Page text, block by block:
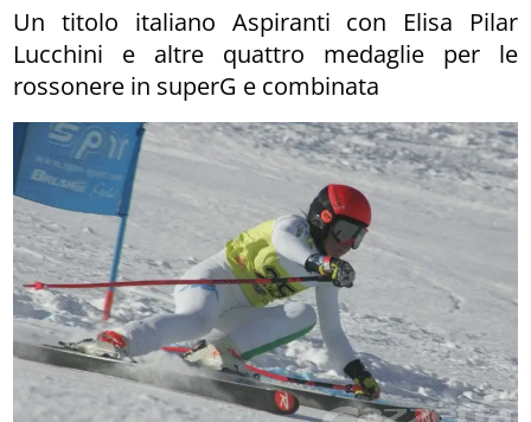
Un titolo italiano Aspiranti con Elisa Pilar
Lucchini e altre quattro medaglie per le
rossonere in superG e combinata